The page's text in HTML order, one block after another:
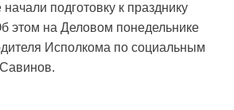
подготовку к празднику
этом на Деловом понедельнике
Исполкома по социальным